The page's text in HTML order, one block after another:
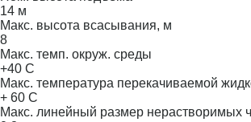
14 м
Макс. высота всасывания, м
8
Макс. темп. окруж. среды
+40 С
Макс. температура перекачиваемой
+ 60 С
Макс. линейный размер нерастворимых